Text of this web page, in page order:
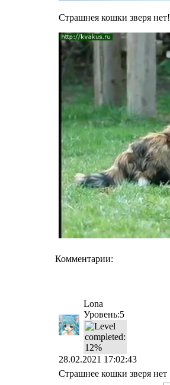
Страшнея кошки зверя нет!
Комментарии:
Lona
Уровень:5
28.02.2021 17:02:43
Страшнее кошки зверя нет